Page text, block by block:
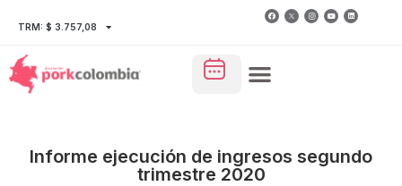
TRM: $ 3.757,08
Informe ejecución de ingresos segundo
trimestre 2020